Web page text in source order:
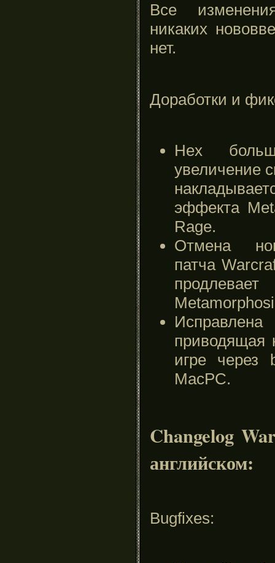
Все
никаких
нет.
Доработки и
Hex
увеличение
эффекта
Rage.
Отмена
патча
приводящая
игре через
MacPC.
Changelog
английском:
Bugfixes: